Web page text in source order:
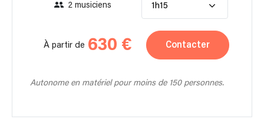
2 musiciens 1h15
À partir de 630 € Contacter
Autonome en matériel pour moins de 150 personnes.